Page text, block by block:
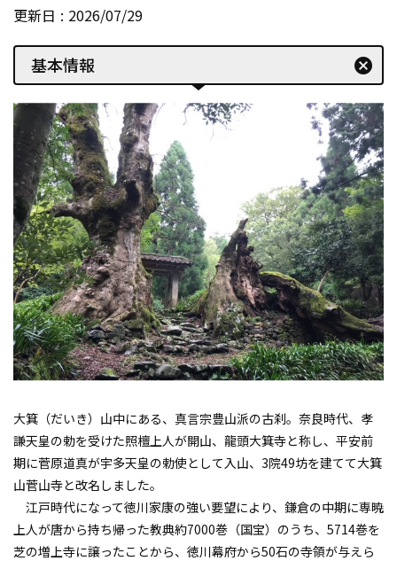
更新日 2026/07/29
基本情報 cancel
大箕（だいき）山中にある、真言宗豊山派の古刹。奈良時代、孝
謙天皇の勅を受けた照檀上人が開山、龍頭大箕寺と称し、平安前
期に菅原道真が宇多天皇の勅使として入山、3院49坊を建てて大箕
山菅山寺と改名しました。
江戸時代になって徳川家康の強い要望により、鎌倉の中期に専暁
上人が唐から持ち帰った教典約7000巻（国宝）のうち、5714巻を
芝の増上寺に譲ったことから、徳川幕府から50石の寺領が与えら